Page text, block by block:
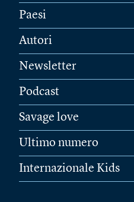
Paesi
Autori
Newsletter
Podcast
Savage love
Ultimo numero
Internazionale Kids